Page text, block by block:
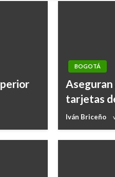
BOGOTÁ
tarjetas
Iván Briceño